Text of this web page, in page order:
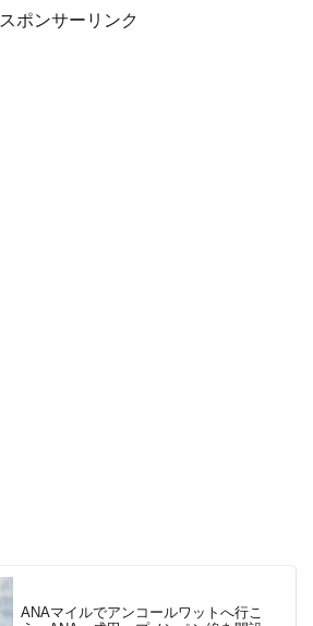
スポンサーリンク
ANAマイルでアンコールワットへ行こ